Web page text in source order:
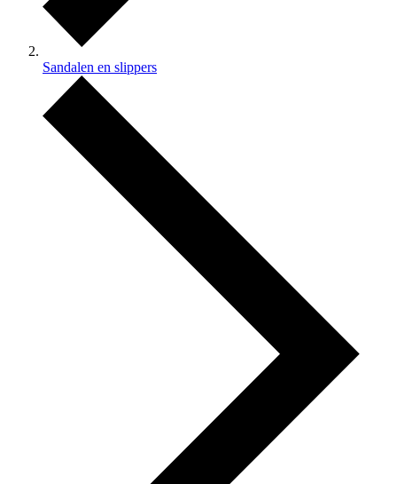
Sandalen en slippers